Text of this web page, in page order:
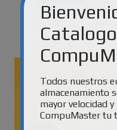
Todos nuestros
almacenamiento
mayor velocidad
CompuMaster tu